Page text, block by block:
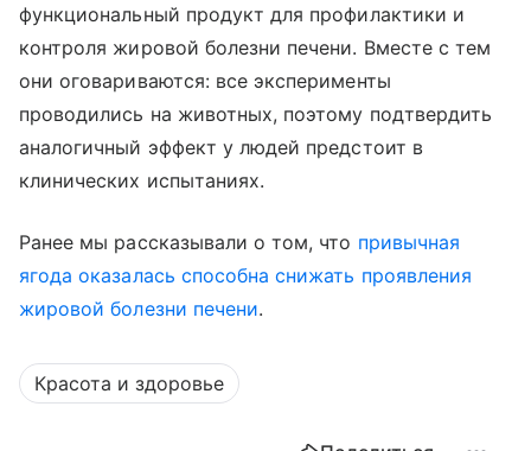
функциональный продукт для профилактики и
контроля жировой болезни печени. Вместе с тем
они оговариваются: все эксперименты
проводились на животных, поэтому подтвердить
аналогичный эффект у людей предстоит в
клинических испытаниях.
Ранее мы рассказывали о том, что привычная
ягода оказалась способна снижать проявления
жировой болезни печени.
Красота и здоровье